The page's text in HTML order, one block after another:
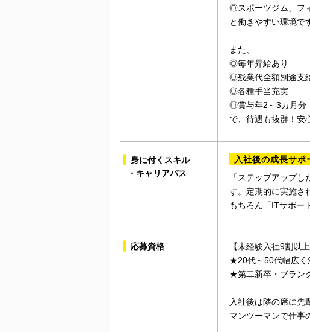
◎スポーツジム、フ
と働きやすい環境で
また、
◎毎年昇給あり
◎残業代全額別途支
◎各種手当充実
◎賞与年2～3カ月分
で、待遇も抜群！安
身に付くスキル
・キャリアパス
入社後の成長サポ
「ステップアップ
す。定期的に実施さ
もちろん「ITサポー
応募資格
【未経験入社9割以
★20代～50代幅広く
★第二新卒・ブラン
入社後は隣の席に先
マンツーマンで仕事